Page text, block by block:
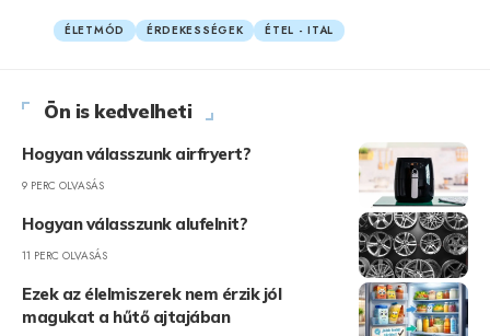
ÉLETMÓD ÉRDEKESSÉGEK ÉTEL - ITAL
Ön is kedvelheti
Hogyan válasszunk airfryert?
9 PERC OLVASÁS
Hogyan válasszunk alufelnit?
11 PERC OLVASÁS
Ezek az élelmiszerek nem érzik jól
magukat a hűtő ajtajában